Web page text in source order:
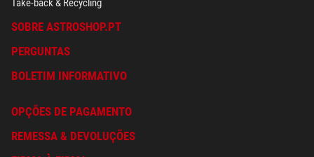
Take-back & Recycling
SOBRE ASTROSHOP.PT
PERGUNTAS
BOLETIM INFORMATIVO
OPÇÕES DE PAGAMENTO
REMESSA & DEVOLUÇÕES